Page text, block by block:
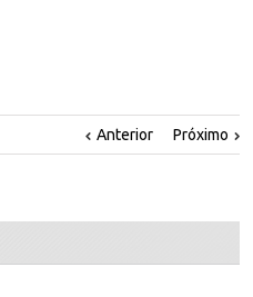
Anterior Próximo